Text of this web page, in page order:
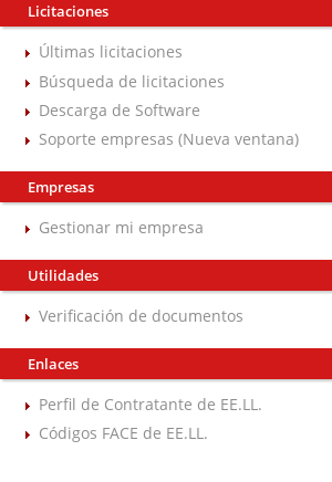
Licitaciones
Últimas licitaciones
Búsqueda de licitaciones
Descarga de Software
Soporte empresas (Nueva ventana)
Empresas
Gestionar mi empresa
Utilidades
Verificación de documentos
Enlaces
Perfil de Contratante de EE.LL.
Códigos FACE de EE.LL.